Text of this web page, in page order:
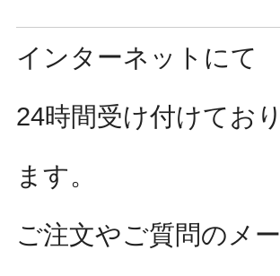
インターネットにて
24時間受け付けており
ます。
ご注文やご質問のメー